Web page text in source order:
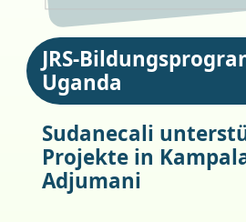
JRS-
Uganda
Sudanecali
Projekte in
Adjumani